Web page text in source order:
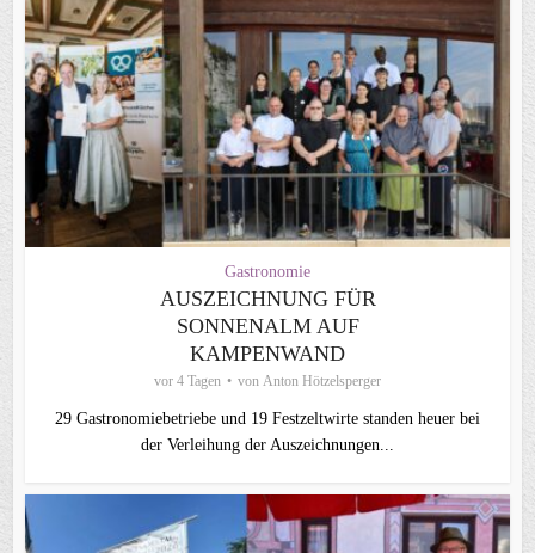
Gastronomie
AUSZEICHNUNG FÜR
SONNENALM AUF
KAMPENWAND
vor 4 Tagen von Anton Hötzelsperger
29 Gastronomiebetriebe und 19 Festzeltwirte standen heuer bei
der Verleihung der Auszeichnungen...